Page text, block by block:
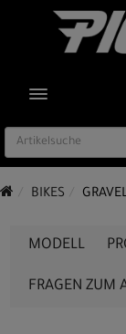
TOGGLE
BIKES
MODELL
FRAGEN ZUM